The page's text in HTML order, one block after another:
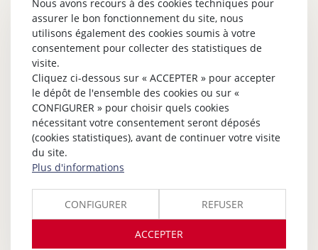
Nous avons recours à des cookies techniques pour
assurer le bon fonctionnement du site, nous
utilisons également des cookies soumis à votre
consentement pour collecter des statistiques de
visite.
Cliquez ci-dessous sur « ACCEPTER » pour accepter
le dépôt de l'ensemble des cookies ou sur «
CONFIGURER » pour choisir quels cookies
nécessitant votre consentement seront déposés
(cookies statistiques), avant de continuer votre visite
du site.
Plus d'informations
CONFIGURER REFUSER
ACCEPTER